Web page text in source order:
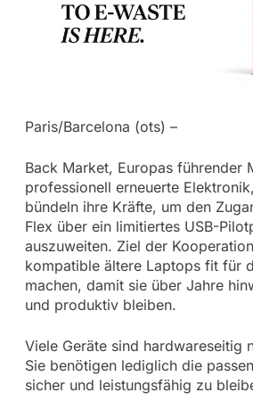
Paris/Barcelona (ots) –
Back Market, Europas führender
professionell erneuerte
bündeln ihre Kräfte, um den
Flex über ein limitiertes USB-
auszuweiten. Ziel der
kompatible ältere Laptops fit für
machen, damit sie über Jahre
und produktiv bleiben.
Viele Geräte sind hardwareseitig
Sie benötigen lediglich die
sicher und leistungsfähig zu